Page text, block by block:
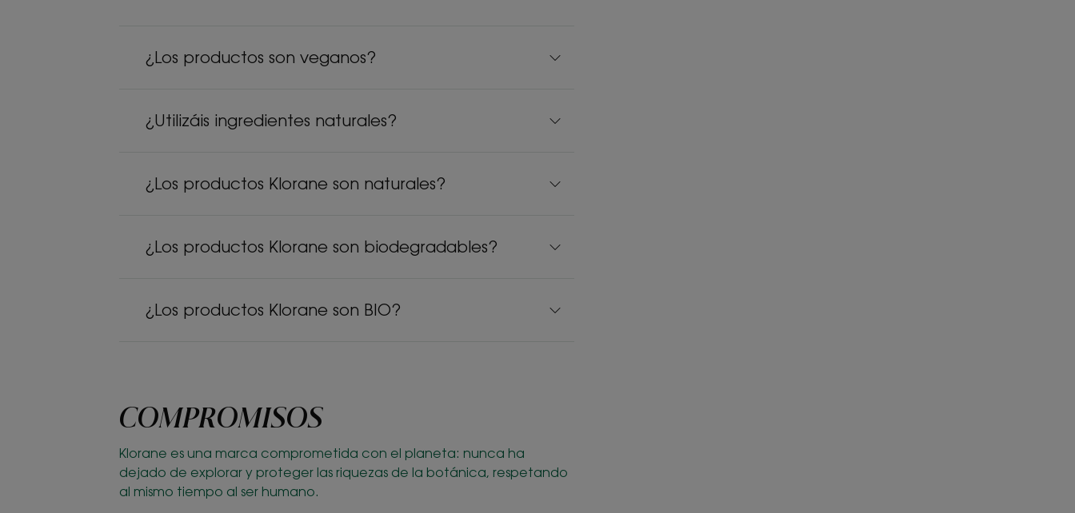
¿Los productos son veganos?
¿Utilizáis ingredientes naturales?
¿Los productos Klorane son naturales?
¿Los productos Klorane son biodegradables?
¿Los productos Klorane son BIO?
COMPROMISOS
Klorane es una marca comprometida con el planeta: nunca ha
dejado de explorar y proteger las riquezas de la botánica, respetando
al mismo tiempo al ser humano.